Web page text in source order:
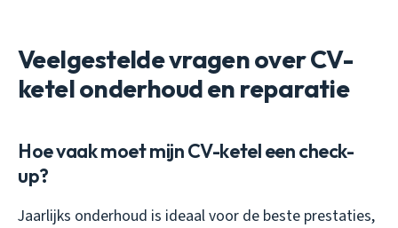
Veelgestelde vragen over CV-
ketel onderhoud en reparatie
Hoe vaak moet mijn CV-ketel een check-
up?
Jaarlijks onderhoud is ideaal voor de beste prestaties,